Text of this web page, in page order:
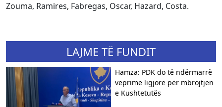
Zouma, Ramires, Fabregas, Oscar, Hazard, Costa.
LAJME TË FUNDIT
Hamza: PDK do të ndërmarrë
veprime ligjore për mbrojtjen
e Kushtetutës